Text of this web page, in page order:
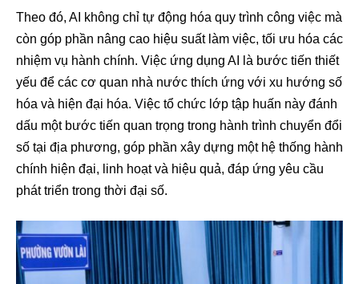
Theo đó, AI không chỉ tự động hóa quy trình công việc mà
còn góp phần nâng cao hiệu suất làm việc, tối ưu hóa các
nhiệm vụ hành chính. Việc ứng dụng AI là bước tiến thiết
yếu để các cơ quan nhà nước thích ứng với xu hướng số
hóa và hiện đại hóa. Việc tổ chức lớp tập huấn này đánh
dấu một bước tiến quan trọng trong hành trình chuyển đổi
số tại địa phương, góp phần xây dựng một hệ thống hành
chính hiện đại, linh hoạt và hiệu quả, đáp ứng yêu cầu
phát triển trong thời đại số.